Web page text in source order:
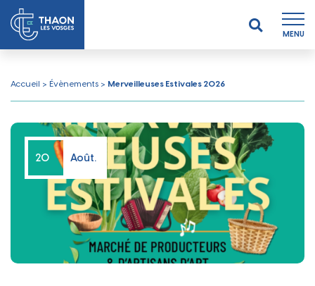
MENU
Accueil > Évènements > Merveilleuses Estivales 2026
20 Août.